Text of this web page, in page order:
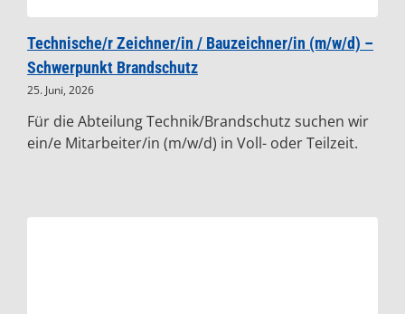
Technische/r Zeichner/in / Bauzeichner/in (m/w/d) –
Schwerpunkt Brandschutz
25. Juni, 2026
Für die Abteilung Technik/Brandschutz suchen wir
ein/e Mitarbeiter/in (m/w/d) in Voll- oder Teilzeit.